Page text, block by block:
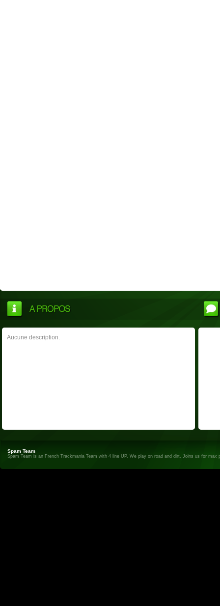
Aucune description.
Spam Team
Spam Team is an French Trackmania Team with 4 line UP. We play on road and dirt. Joins us for max